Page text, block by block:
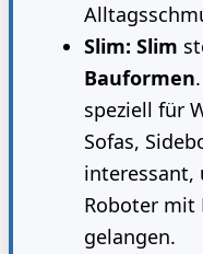
Slim: Slim
Bauformen
speziell für
Sofas,
interessant,
Roboter
gelangen.